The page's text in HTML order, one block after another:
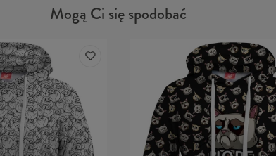
Mogą Ci się spodobać